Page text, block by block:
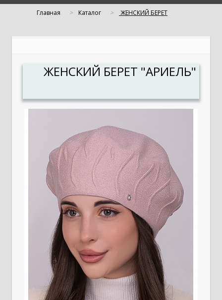
Главная Каталог ЖЕНСКИЙ БЕРЕТ
ЖЕНСКИЙ БЕРЕТ "АРИЕЛЬ"